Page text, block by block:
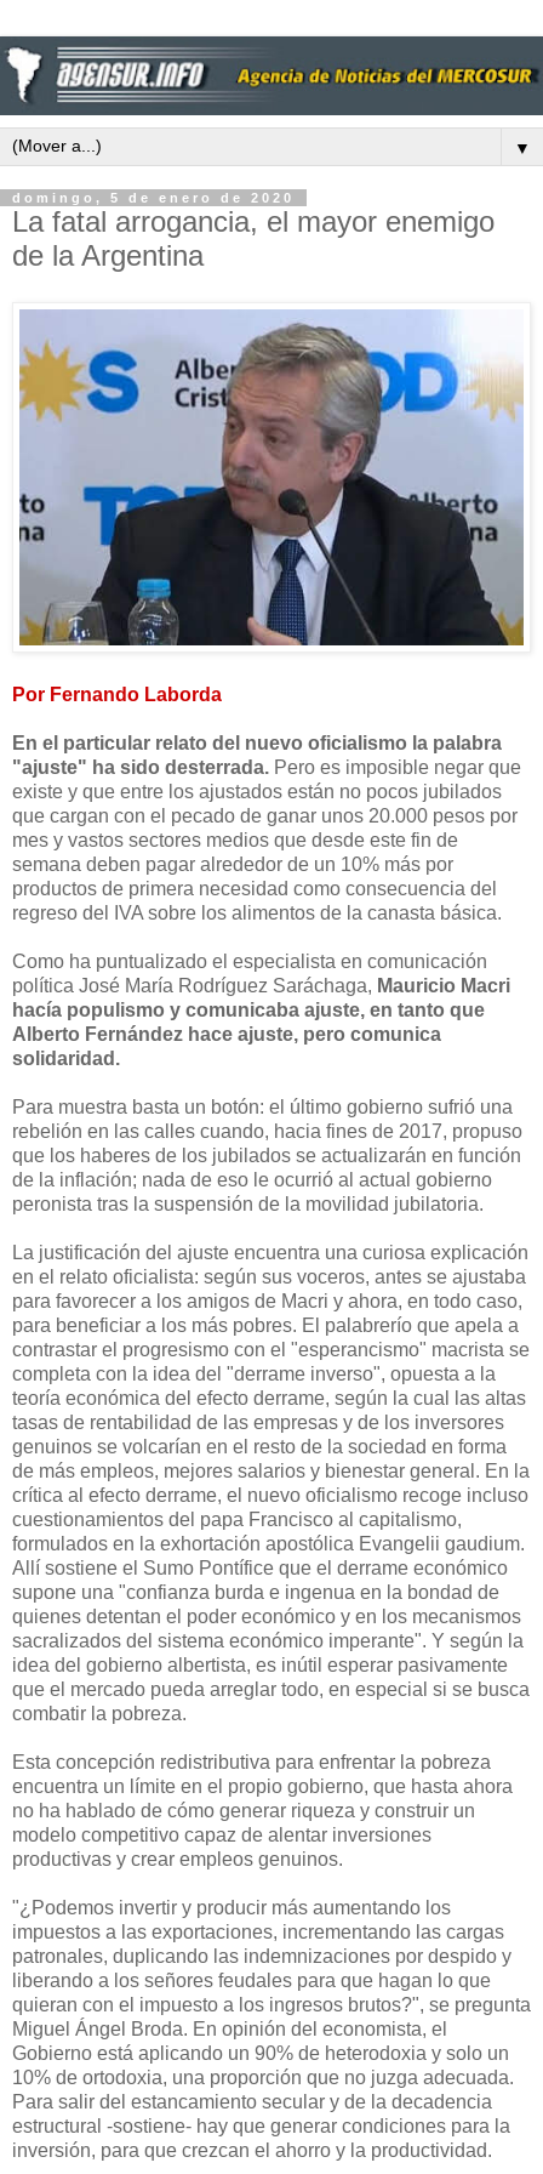
▼
domingo, 5 de enero de 2020
La fatal arrogancia, el mayor enemigo
de la Argentina
Por Fernando Laborda
En el particular relato del nuevo oficialismo la palabra
"ajuste" ha sido desterrada. Pero es imposible negar que
existe y que entre los ajustados están no pocos jubilados
que cargan con el pecado de ganar unos 20.000 pesos por
mes y vastos sectores medios que desde este fin de
semana deben pagar alrededor de un 10% más por
productos de primera necesidad como consecuencia del
regreso del IVA sobre los alimentos de la canasta básica.
Como ha puntualizado el especialista en comunicación
política José María Rodríguez Saráchaga, Mauricio Macri
hacía populismo y comunicaba ajuste, en tanto que
Alberto Fernández hace ajuste, pero comunica
solidaridad.
Para muestra basta un botón: el último gobierno sufrió una
rebelión en las calles cuando, hacia fines de 2017, propuso
que los haberes de los jubilados se actualizarán en función
de la inflación; nada de eso le ocurrió al actual gobierno
peronista tras la suspensión de la movilidad jubilatoria.
La justificación del ajuste encuentra una curiosa explicación
en el relato oficialista: según sus voceros, antes se ajustaba
para favorecer a los amigos de Macri y ahora, en todo caso,
para beneficiar a los más pobres. El palabrerío que apela a
contrastar el progresismo con el "esperancismo" macrista se
completa con la idea del "derrame inverso", opuesta a la
teoría económica del efecto derrame, según la cual las altas
tasas de rentabilidad de las empresas y de los inversores
genuinos se volcarían en el resto de la sociedad en forma
de más empleos, mejores salarios y bienestar general. En la
crítica al efecto derrame, el nuevo oficialismo recoge incluso
cuestionamientos del papa Francisco al capitalismo,
formulados en la exhortación apostólica Evangelii gaudium.
Allí sostiene el Sumo Pontífice que el derrame económico
supone una "confianza burda e ingenua en la bondad de
quienes detentan el poder económico y en los mecanismos
sacralizados del sistema económico imperante". Y según la
idea del gobierno albertista, es inútil esperar pasivamente
que el mercado pueda arreglar todo, en especial si se busca
combatir la pobreza.
Esta concepción redistributiva para enfrentar la pobreza
encuentra un límite en el propio gobierno, que hasta ahora
no ha hablado de cómo generar riqueza y construir un
modelo competitivo capaz de alentar inversiones
productivas y crear empleos genuinos.
"¿Podemos invertir y producir más aumentando los
impuestos a las exportaciones, incrementando las cargas
patronales, duplicando las indemnizaciones por despido y
liberando a los señores feudales para que hagan lo que
quieran con el impuesto a los ingresos brutos?", se pregunta
Miguel Ángel Broda. En opinión del economista, el
Gobierno está aplicando un 90% de heterodoxia y solo un
10% de ortodoxia, una proporción que no juzga adecuada.
Para salir del estancamiento secular y de la decadencia
estructural -sostiene- hay que generar condiciones para la
inversión, para que crezcan el ahorro y la productividad.